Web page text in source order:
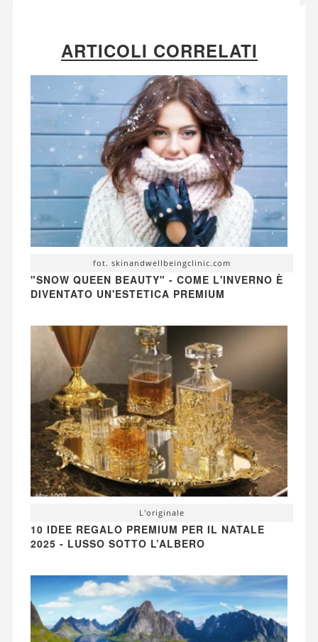
ARTICOLI CORRELATI
fot. skinandwellbeingclinic.com
"SNOW QUEEN BEAUTY" - COME L'INVERNO È
DIVENTATO UN'ESTETICA PREMIUM
L'originale
10 IDEE REGALO PREMIUM PER IL NATALE
2025 - LUSSO SOTTO L’ALBERO